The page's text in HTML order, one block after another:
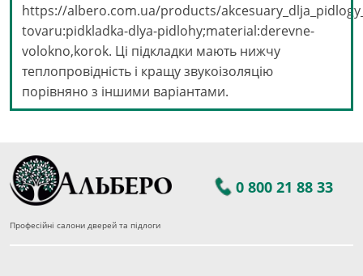
https://albero.com.ua/products/
tovaru:pidkladka-dlya-pidlohy;material:derevne-
volokno,korok. Ці підкладки мають нижчу
теплопровідність і кращу звукоізоляцію
порівняно з іншими варіантами.
0 800 21 88 33
Професійні салони дверей та підлоги